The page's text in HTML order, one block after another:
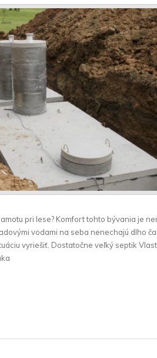
pri lese? Komfort tohto bývania je
vodami na seba nenechajú dlho
vyriešiť. Dostatočne veľký septik